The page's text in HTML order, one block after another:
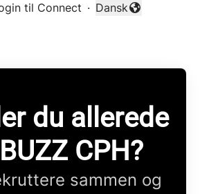
til Connect ·
Skift sprog
Dansk
du allerede
CPH?
sammen og